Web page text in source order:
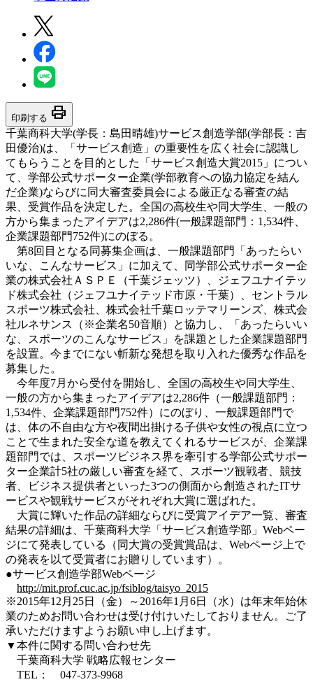
印刷する print
千葉商科大学(学長：島田晴雄)サービス創造学部(学部長：吉
田優治)は、「サービス創造」の重要性を広く社会に認識し
てもらうことを目的とした「サービス創造大賞2015」につい
て、学部公式サポーター企業(学部教育への協力協定を結ん
だ企業)ならびに同大審査委員会による厳正なる審査の結
果、受賞作品を決定した。全国の高校生や同大学生、一般の
方から集まったアイデアは2,286件(一般課題部門：1,534件、
企業課題部門752件)にのぼる。
第8回目となる同募集企画は、一般課題部門「あったらい
いな、こんなサービス」に加えて、同学部公式サポーター企
業の株式会社ＡＳＰＥ（千葉ジェッツ）、ジェフユナイテッ
ド株式会社（ジェフユナイテッド市原・千葉）、セントラル
スポーツ株式会社、株式会社千葉ロッテマリーンズ、株式会
社ルネサンス（※企業名50音順）と協力し、「あったらいい
な、スポーツのこんなサービス」を課題とした企業課題部門
を設置。今までにない斬新な発想を取り入れた優秀な作品を
募集した。
今年度7月から受付を開始し、全国の高校生や同大学生、
一般の方から集まったアイデアは2,286件（一般課題部門：
1,534件、企業課題部門752件）にのぼり、一般課題部門で
は、体の不自由な方や夜間出掛ける子供や女性の視点に立つ
ことで生まれた安全な道を教えてくれるサービスが、企業課
題部門では、スポーツビジネス界を牽引する学部公式サポー
ター企業計5社の厳しい審査を経て、スポーツ観戦者、競技
者、ビジネス提供者といった3つの側面から創造されたITサ
ービスや観戦サービスがそれぞれ大賞に選ばれた。
大賞に輝いた作品の詳細ならびに受賞アイデア一覧、審査
結果の詳細は、千葉商科大学「サービス創造学部」Webペー
ジにて発表している（同大賞の受賞賞品は、Webページ上で
の発表を以て受賞者にお贈りしています）。
●サービス創造学部Webページ
http://mit.prof.cuc.ac.jp/fsiblog/taisyo_2015
※2015年12月25日（金）～2016年1月6日（水）は年末年始休
業のためお問い合わせは受け付けいたしておりません。ご了
承いただけますようお願い申し上げます。
▼本件に関する問い合わせ先
千葉商科大学 戦略広報センター
TEL： 047-373-9968